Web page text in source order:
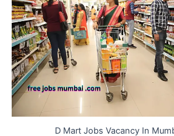
D Mart Jobs Vacancy In